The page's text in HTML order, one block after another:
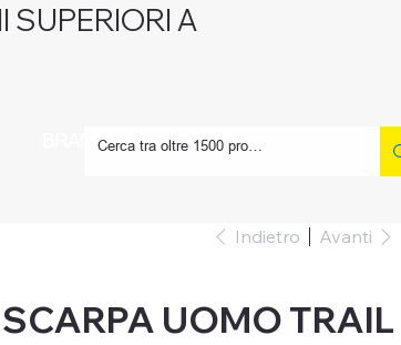
BRAND CONTATTI
SUPERIORI A
Indietro Avanti
SCARPA UOMO TRAIL